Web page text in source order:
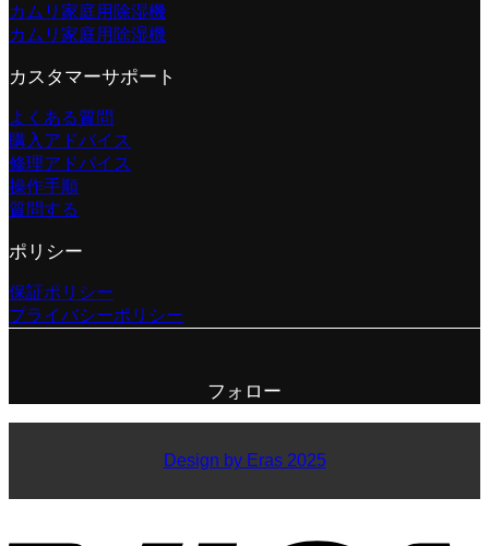
カムリ家庭用除湿機
カムリ家庭用除湿機
カスタマーサポート
よくある質問
購入アドバイス
修理アドバイス
操作手順
質問する
ポリシー
保証ポリシー
プライバシーポリシー
フォロー
Design by Eras 2025